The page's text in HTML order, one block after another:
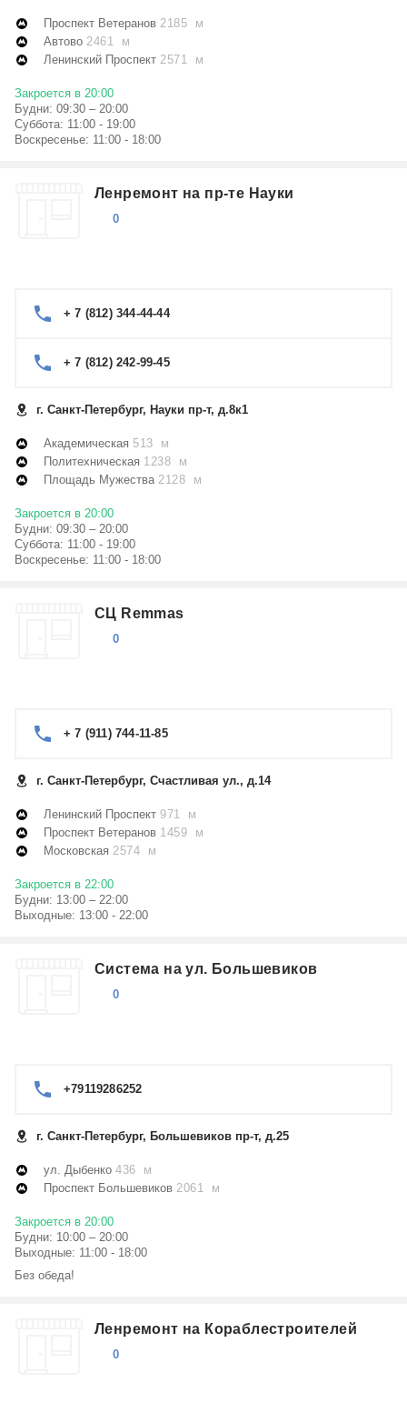
Проспект Ветеранов 2185 м
Автово 2461 м
Ленинский Проспект 2571 м
Закроется в 20:00
Будни: 09:30 – 20:00
Суббота: 11:00 - 19:00
Воскресенье: 11:00 - 18:00
Ленремонт на пр-те Науки
0
+ 7 (812) 344-44-44
+ 7 (812) 242-99-45
г. Санкт-Петербург, Науки пр-т, д.8к1
Академическая 513 м
Политехническая 1238 м
Площадь Мужества 2128 м
Закроется в 20:00
Будни: 09:30 – 20:00
Суббота: 11:00 - 19:00
Воскресенье: 11:00 - 18:00
СЦ Remmas
0
+ 7 (911) 744-11-85
г. Санкт-Петербург, Счастливая ул., д.14
Ленинский Проспект 971 м
Проспект Ветеранов 1459 м
Московская 2574 м
Закроется в 22:00
Будни: 13:00 – 22:00
Выходные: 13:00 - 22:00
Система на ул. Большевиков
0
+79119286252
г. Санкт-Петербург, Большевиков пр-т, д.25
ул. Дыбенко 436 м
Проспект Большевиков 2061 м
Закроется в 20:00
Будни: 10:00 – 20:00
Выходные: 11:00 - 18:00
Без обеда!
Ленремонт на Кораблестроителей
0